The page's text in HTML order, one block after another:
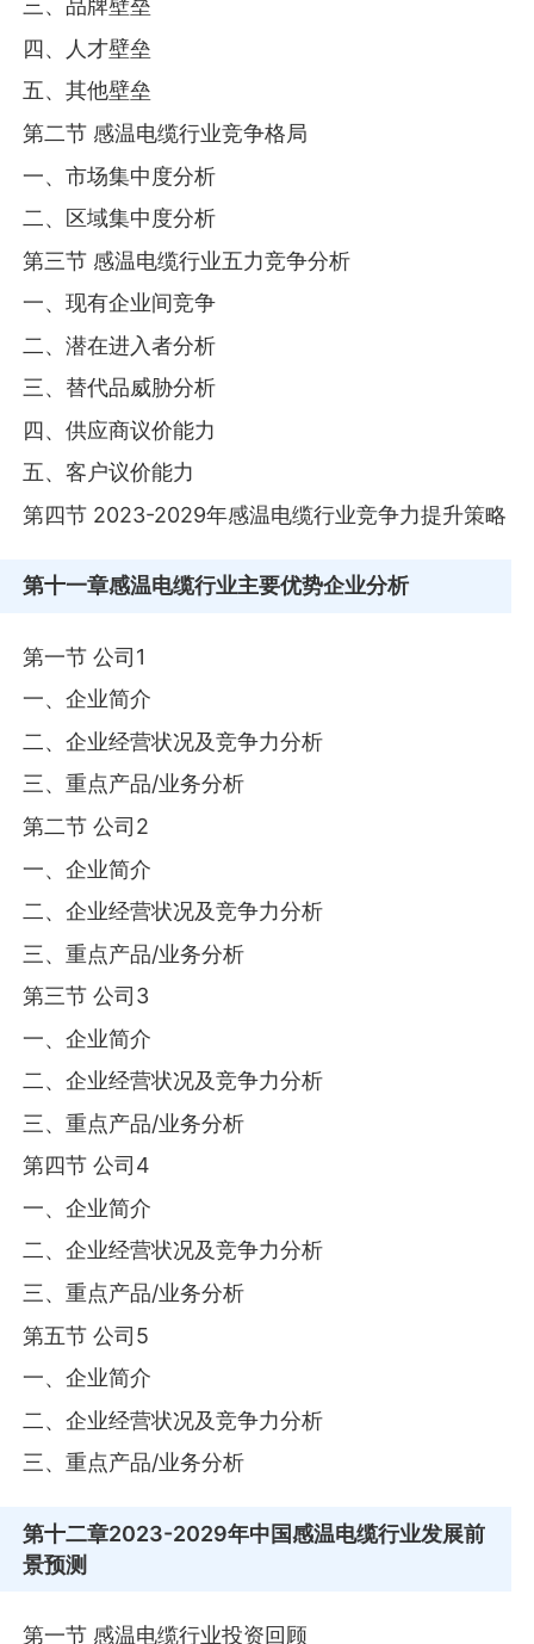
三、品牌壁垒
四、人才壁垒
五、其他壁垒
第二节 感温电缆行业竞争格局
一、市场集中度分析
二、区域集中度分析
第三节 感温电缆行业五力竞争分析
一、现有企业间竞争
二、潜在进入者分析
三、替代品威胁分析
四、供应商议价能力
五、客户议价能力
第四节 2023-2029年感温电缆行业竞争力提升策略
第十一章感温电缆行业主要优势企业分析
第一节 公司1
一、企业简介
二、企业经营状况及竞争力分析
三、重点产品/业务分析
第二节 公司2
一、企业简介
二、企业经营状况及竞争力分析
三、重点产品/业务分析
第三节 公司3
一、企业简介
二、企业经营状况及竞争力分析
三、重点产品/业务分析
第四节 公司4
一、企业简介
二、企业经营状况及竞争力分析
三、重点产品/业务分析
第五节 公司5
一、企业简介
二、企业经营状况及竞争力分析
三、重点产品/业务分析
第十二章2023-2029年中国感温电缆行业发展前
景预测
第一节 感温电缆行业投资回顾